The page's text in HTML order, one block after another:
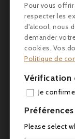
OFFRE
posté par
ensoleillés de
Pour vous
respecter les
d'alcool, nous
demander
cookies. Vos
Politique de
Vérification
Je
Please select